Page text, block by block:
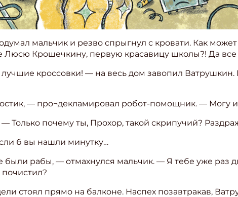
мальчик и резво спрыгнул с кровати. Как
Люсю Крошечкину, первую красавицу школы?! Да все
кроссовки! — на весь дом завопил Ватрушкин.
— про¬декламировал робот-помощник. — Могу
почему ты, Прохор, такой скрипучий?
б вы нашли минутку…
рабы, — отмахнулся мальчик. — Я тебе уже раз
стоял прямо на балконе. Наспех позавтракав,